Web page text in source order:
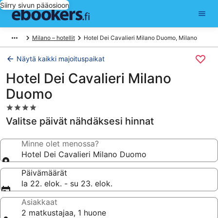
Siirry sivun pääosioon
Milano – hotellit Hotel Dei Cavalieri Milano Duomo, Milano
Näytä kaikki majoituspaikat
Hotel Dei Cavalieri Milano
Duomo
4.0
tähden
majoituspaikka
Valitse päivät nähdäksesi hinnat
Minne olet menossa?
Hotel Dei Cavalieri Milano Duomo
Päivämäärät
la 22. elok. - su 23. elok.
Asiakkaat
2 matkustajaa, 1 huone